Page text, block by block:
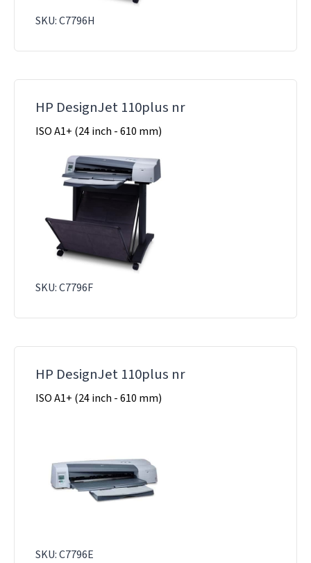
SKU: C7796H
HP DesignJet 110plus nr
ISO A1+ (24 inch - 610 mm)
SKU: C7796F
HP DesignJet 110plus nr
ISO A1+ (24 inch - 610 mm)
SKU: C7796E